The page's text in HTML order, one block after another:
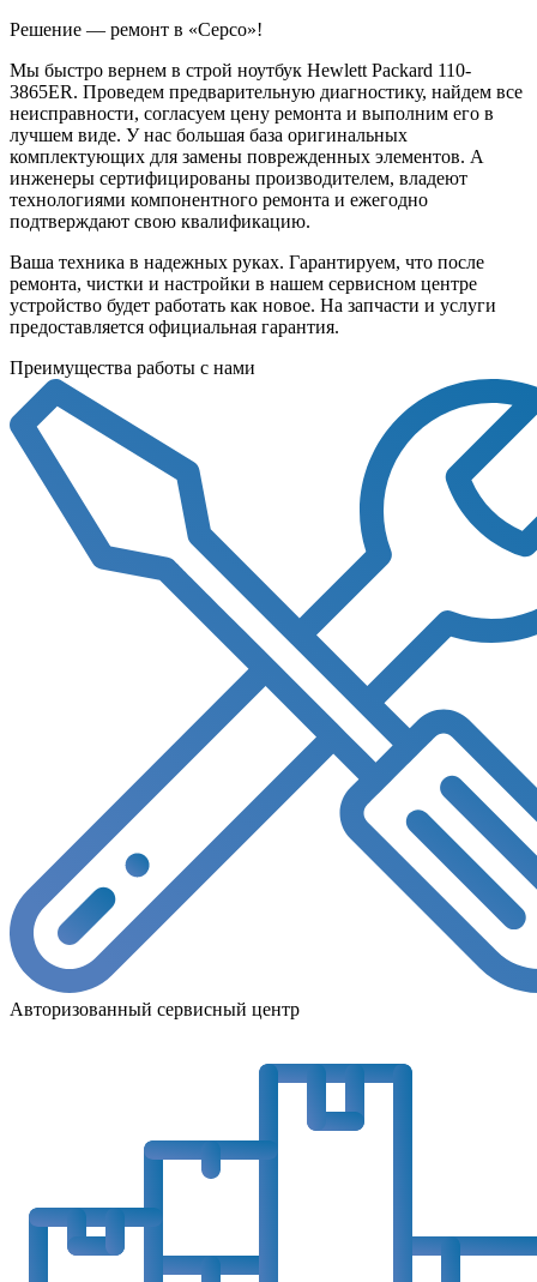
Решение — ремонт в «Серсо»!
Мы быстро вернем в строй ноутбук Hewlett Packard 110-
3865ER. Проведем предварительную диагностику, найдем все
неисправности, согласуем цену ремонта и выполним его в
лучшем виде. У нас большая база оригинальных
комплектующих для замены поврежденных элементов. А
инженеры сертифицированы производителем, владеют
технологиями компонентного ремонта и ежегодно
подтверждают свою квалификацию.
Ваша техника в надежных руках. Гарантируем, что после
ремонта, чистки и настройки в нашем сервисном центре
устройство будет работать как новое. На запчасти и услуги
предоставляется официальная гарантия.
Преимущества работы с нами
Авторизованный сервисный центр